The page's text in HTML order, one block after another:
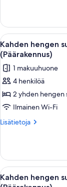
kuvat
superior-
huone
(yksi
tai
kaksi
sänkyä)
(Päärakennus)
Avaa
kaikki
huonetyypin
Kahden
hengen
superior-
huone
(kaksi
(Päärakennus)
kuvat
5
Kahden hengen
(Päärakennus)
1 makuuhuone
4 henkilöä
2 yhden hengen
Ilmainen Wi-Fi
Lisätietoja
Lisätietoja
superior-
huone
(kaksi
sänkyä),
Avaa
kaikki
5
Kahden hengen